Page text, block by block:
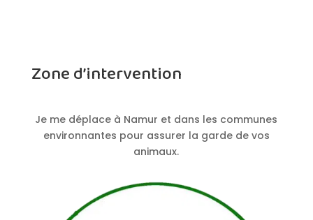
Zone d’intervention
Je me déplace à Namur et dans les communes
environnantes pour assurer la garde de vos
animaux.